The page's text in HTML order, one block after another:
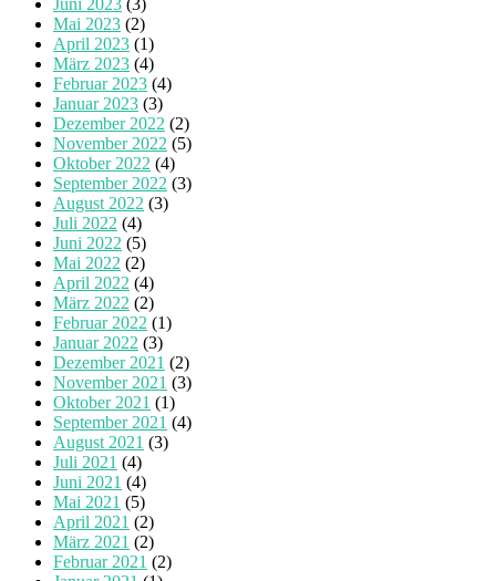
Mai 2023 (2)
April 2023 (1)
März 2023 (4)
Februar 2023 (4)
Januar 2023 (3)
Dezember 2022 (2)
November 2022 (5)
Oktober 2022 (4)
September 2022 (3)
August 2022 (3)
Juli 2022 (4)
Juni 2022 (5)
Mai 2022 (2)
April 2022 (4)
März 2022 (2)
Februar 2022 (1)
Januar 2022 (3)
Dezember 2021 (2)
November 2021 (3)
Oktober 2021 (1)
September 2021 (4)
August 2021 (3)
Juli 2021 (4)
Juni 2021 (4)
Mai 2021 (5)
April 2021 (2)
März 2021 (2)
Februar 2021 (2)